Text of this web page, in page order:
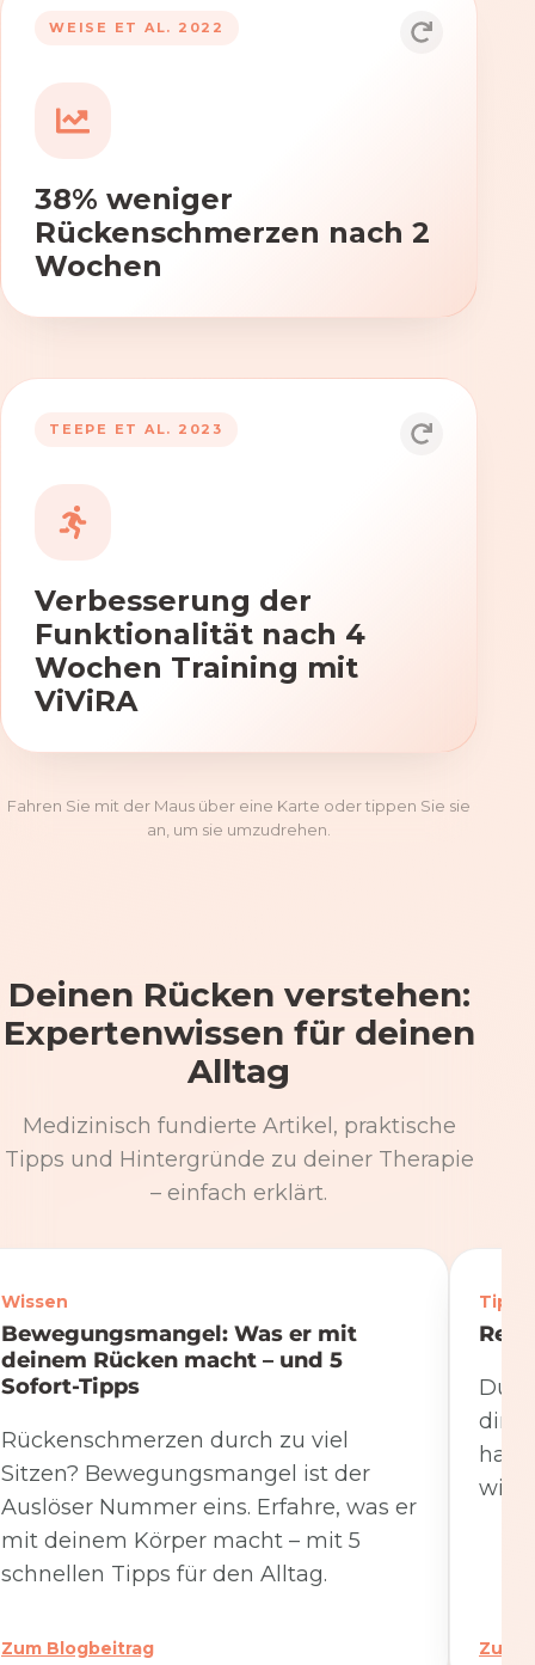
WEISE ET AL. 2022
38% weniger
Rückenschmerzen nach 2
Wochen
53% nach 12 Wochen
TEEPE ET AL. 2023
Verbesserung der
Funktionalität nach 4
Wochen Training mit
ViViRA
Durch die Anwendung von ViViRA
Beweglichkeit und Koordination nach
Fahren Sie mit der Maus über eine Karte oder tippen Sie sie
an, um sie umzudrehen.
Deinen Rücken verstehen:
Expertenwissen für deinen
Alltag
Medizinisch fundierte Artikel, praktische
Tipps und Hintergründe zu deiner Therapie
– einfach erklärt.
Wissen
Bewegungsmangel: Was er mit
deinem Rücken macht – und 5
Sofort-Tipps
Rückenschmerzen durch zu viel
Sitzen? Bewegungsmangel ist der
Auslöser Nummer eins. Erfahre, was er
mit deinem Körper macht – mit 5
schnellen Tipps für den Alltag.
Zum Blogbeitrag
Tipps
Du
hat.
Zum